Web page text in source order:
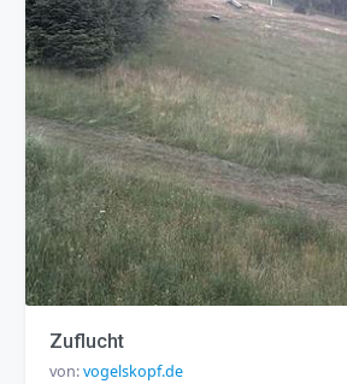
Zuflucht
von:vogelskopf.de